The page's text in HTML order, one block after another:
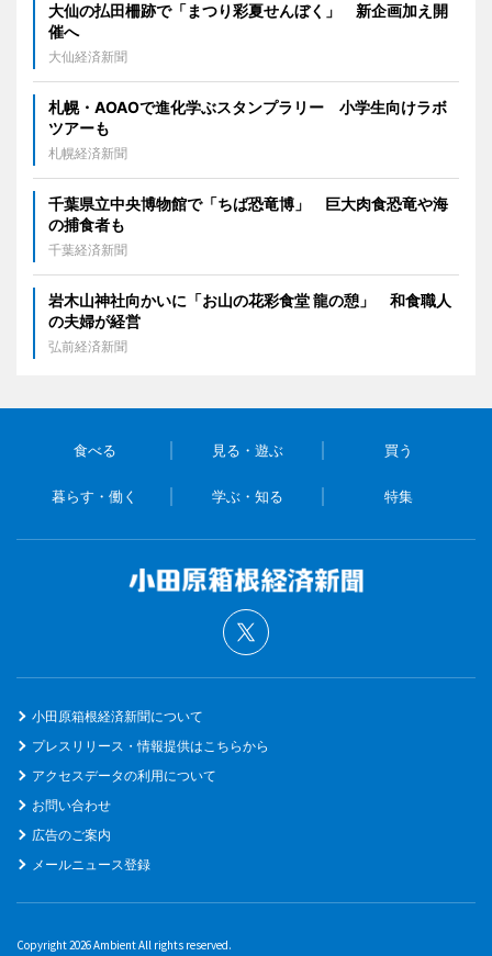
大仙の払田柵跡で「まつり彩夏せんぼく」 新企画加え開
催へ
大仙経済新聞
札幌・AOAOで進化学ぶスタンプラリー 小学生向けラボ
ツアーも
札幌経済新聞
千葉県立中央博物館で「ちば恐竜博」 巨大肉食恐竜や海
の捕食者も
千葉経済新聞
岩木山神社向かいに「お山の花彩食堂 龍の憩」 和食職人
の夫婦が経営
弘前経済新聞
食べる 見る・遊ぶ 買う
暮らす・働く 学ぶ・知る 特集
小田原箱根経済新聞について
プレスリリース・情報提供はこちらから
アクセスデータの利用について
お問い合わせ
広告のご案内
メールニュース登録
Copyright 2026 Ambient All rights reserved.